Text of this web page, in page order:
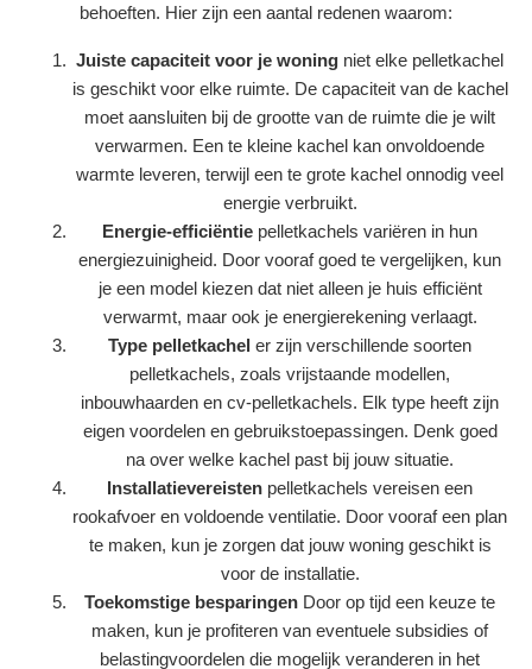
behoeften. Hier zijn een aantal redenen waarom:
Juiste capaciteit voor je woning niet elke pelletkachel
is geschikt voor elke ruimte. De capaciteit van de kachel
moet aansluiten bij de grootte van de ruimte die je wilt
verwarmen. Een te kleine kachel kan onvoldoende
warmte leveren, terwijl een te grote kachel onnodig veel
energie verbruikt.
Energie-efficiëntie pelletkachels variëren in hun
energiezuinigheid. Door vooraf goed te vergelijken, kun
je een model kiezen dat niet alleen je huis efficiënt
verwarmt, maar ook je energierekening verlaagt.
Type pelletkachel er zijn verschillende soorten
pelletkachels, zoals vrijstaande modellen,
inbouwhaarden en cv-pelletkachels. Elk type heeft zijn
eigen voordelen en gebruikstoepassingen. Denk goed
na over welke kachel past bij jouw situatie.
Installatievereisten pelletkachels vereisen een
rookafvoer en voldoende ventilatie. Door vooraf een plan
te maken, kun je zorgen dat jouw woning geschikt is
voor de installatie.
Toekomstige besparingen Door op tijd een keuze te
maken, kun je profiteren van eventuele subsidies of
belastingvoordelen die mogelijk veranderen in het